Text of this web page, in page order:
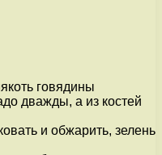
говядины
дважды, а из костей
и обжарить, зелень